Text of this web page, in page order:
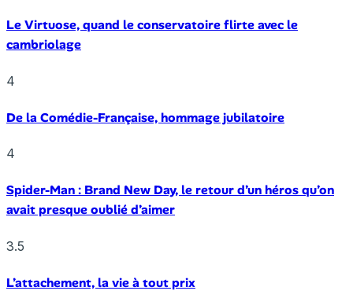
Le Virtuose, quand le conservatoire flirte avec le
cambriolage
4
De la Comédie-Française, hommage jubilatoire
4
Spider-Man : Brand New Day, le retour d’un héros qu’on
avait presque oublié d’aimer
3.5
L’attachement, la vie à tout prix